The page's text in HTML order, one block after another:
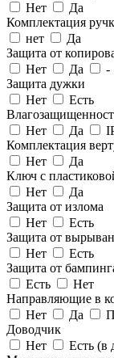
Нет
Да
Комплектация
нет
Да
Защита от
Нет
Да
-
Защита дужки
Нет
Есть
Нет
Да
Комплектация
Нет
Да
Ключ с
Нет
Да
Защита от излома
Нет
Есть
Защита от
Нет
Есть
Защита от
Есть
Нет
Направляющие в
Нет
Да
Доводчик
Нет
Есть (в